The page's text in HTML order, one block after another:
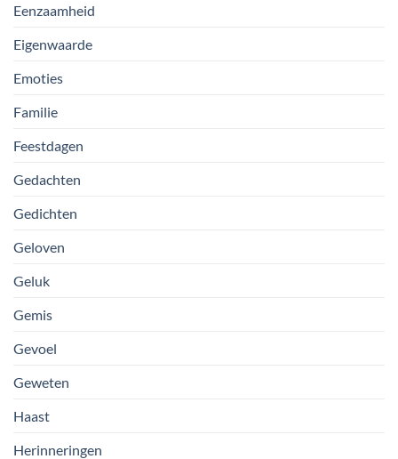
Eenzaamheid
Eigenwaarde
Emoties
Familie
Feestdagen
Gedachten
Gedichten
Geloven
Geluk
Gemis
Gevoel
Geweten
Haast
Herinneringen